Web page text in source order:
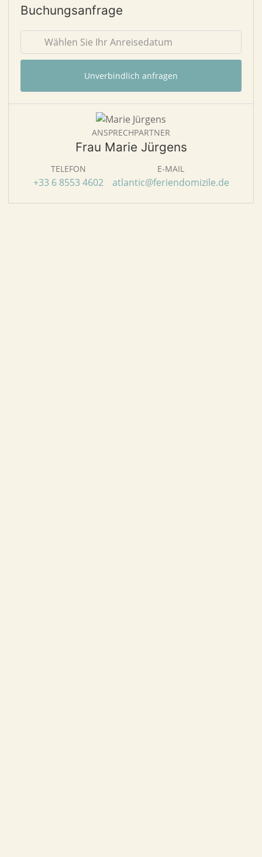
Buchungsanfrage
Unverbindlich anfragen
ANSPRECHPARTNER
Frau Marie Jürgens
TELEFON
+33 6 8553 4602
E-MAIL
atlantic@feriendomizile.de